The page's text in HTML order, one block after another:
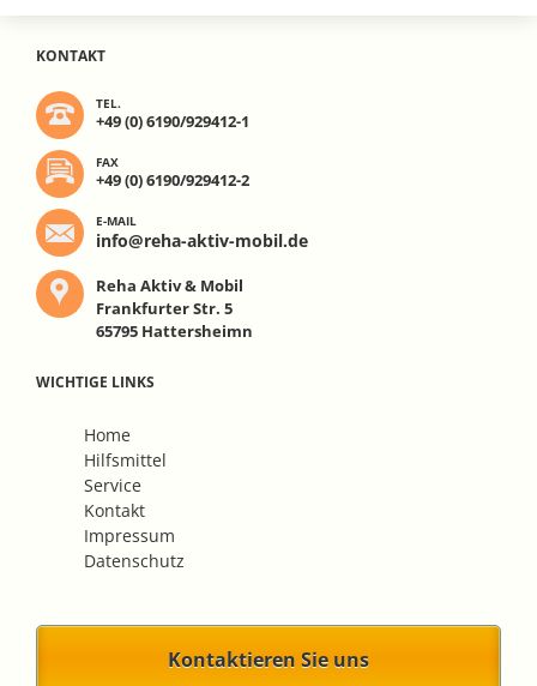
KONTAKT
TEL.
+49 (0) 6190/929412-1
FAX
+49 (0) 6190/929412-2
E-MAIL
info@reha-aktiv-mobil.de
Reha Aktiv & Mobil
Frankfurter Str. 5
65795 Hattersheimn
WICHTIGE LINKS
Navigation
überspringen
Home
Hilfsmittel
Service
Kontakt
Impressum
Datenschutz
Kontaktieren Sie uns